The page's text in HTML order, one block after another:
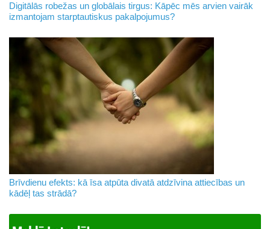
Digitālās robežas un globālais tirgus: Kāpēc mēs arvien vairāk
izmantojam starptautiskus pakalpojumus?
Brīvdienu efekts: kā īsa atpūta divatā atdzīvina attiecības un
kādēļ tas strādā?